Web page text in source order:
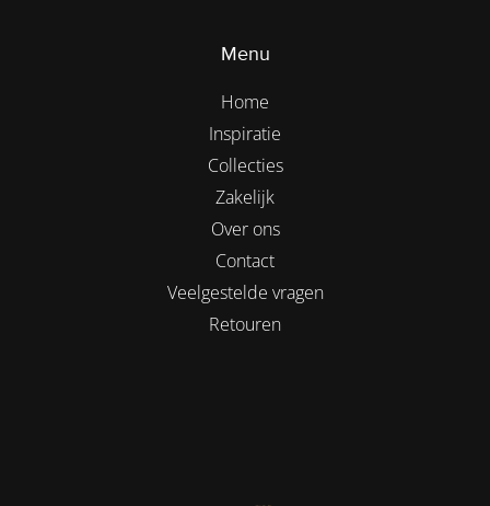
Menu
Home
Inspiratie
Collecties
Zakelijk
Over ons
Contact
Veelgestelde vragen
Retouren